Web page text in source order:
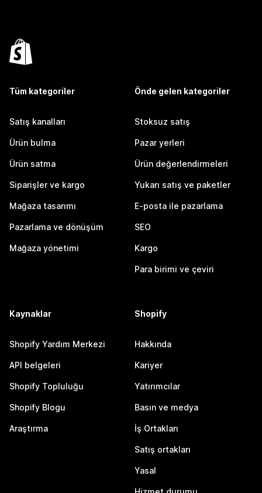
Tüm kategoriler
Satış kanalları
Ürün bulma
Ürün satma
Siparişler ve kargo
Mağaza tasarımı
Pazarlama ve dönüşüm
Mağaza yönetimi
Önde gelen kategoriler
Stoksuz satış
Pazar yerleri
Ürün değerlendirmeleri
Yukarı satış ve paketler
E-posta ile pazarlama
SEO
Kargo
Para birimi ve çeviri
Kaynaklar
Shopify Yardım Merkezi
API belgeleri
Shopify Topluluğu
Shopify Blogu
Araştırma
Shopify
Hakkında
Kariyer
Yatırımcılar
Basın ve medya
İş Ortakları
Satış ortakları
Yasal